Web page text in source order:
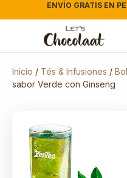
ENVÍO GRATIS EN
Inicio / Tés & Infusiones /
sabor Verde con Ginseng